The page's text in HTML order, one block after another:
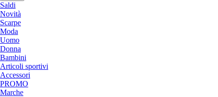
Saldi
Novità
Scarpe
Moda
Uomo
Donna
Bambini
Articoli sportivi
Accessori
PROMO
Marche